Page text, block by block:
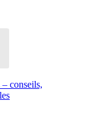
conseils,